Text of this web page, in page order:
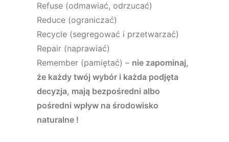
Refuse (odmawiać, odrzucać)
Reduce (ograniczać)
Recycle (segregować i przetwarzać)
Repair (naprawiać)
Remember (pamiętać) – nie zapominaj,
że każdy twój wybór i każda podjęta
decyzja, mają bezpośredni albo
pośredni wpływ na środowisko
naturalne !